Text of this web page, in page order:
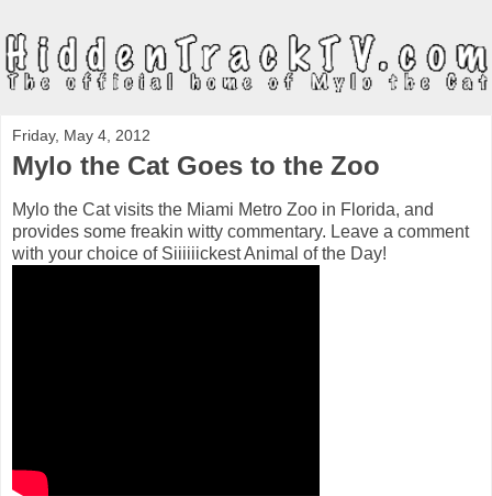
Friday, May 4, 2012
Mylo the Cat Goes to the Zoo
Mylo the Cat visits the Miami Metro Zoo in Florida, and
provides some freakin witty commentary. Leave a comment
with your choice of Siiiiiickest Animal of the Day!